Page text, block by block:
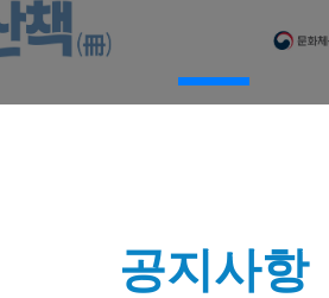
공지사항